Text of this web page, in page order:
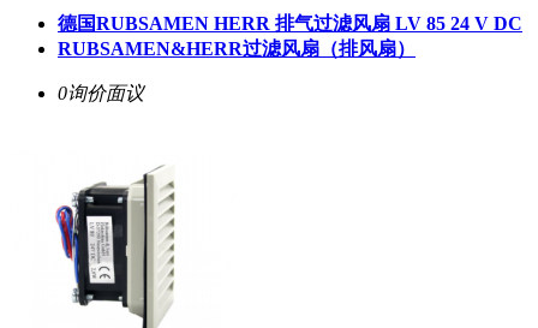
德国RUBSAMEN HERR 排气过滤风扇 LV 85 24 V DC
RUBSAMEN&HERR过滤风扇（排风扇）
0询价面议